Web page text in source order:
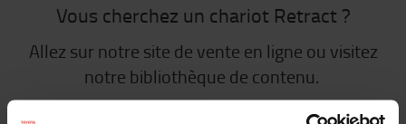
Vous cherchez un chariot Retract ?
Allez sur notre site de vente en ligne ou visitez
notre bibliothèque de contenu.
BIBLIOTHÈQUE DE